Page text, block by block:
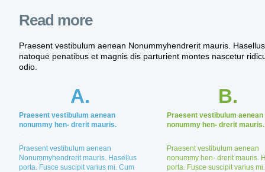
a wynik jest natychmiastowy.
Read more
Praesent vestibulum aenean Nonummyhendrerit mauris.
natoque penatibus et magnis dis parturient montes nascetur
odio.
A.
Praesent vestibulum aenean
nonummy hen- drerit mauris.
Praesent vestibulum aenean
Nonummyhendrerit mauris. Hasellus
porta. Fusce suscipit varius mi. Cum
B.
Praesent vestibulum aenean
nonummy hen- drerit mauris.
Praesent vestibulum aenean
nonummy hen- drerit mauris.
porta. Fusce suscipit varius